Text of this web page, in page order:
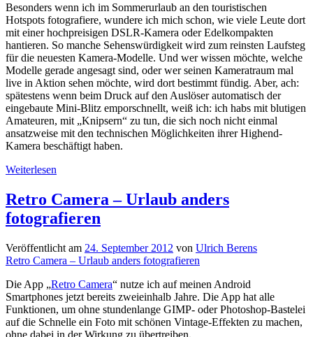
Besonders wenn ich im Sommerurlaub an den touristischen
Hotspots fotografiere, wundere ich mich schon, wie viele Leute dort
mit einer hochpreisigen DSLR-Kamera oder Edelkompakten
hantieren. So manche Sehenswürdigkeit wird zum reinsten Laufsteg
für die neuesten Kamera-Modelle. Und wer wissen möchte, welche
Modelle gerade angesagt sind, oder wer seinen Kameratraum mal
live in Aktion sehen möchte, wird dort bestimmt fündig. Aber, ach:
spätestens wenn beim Druck auf den Auslöser automatisch der
eingebaute Mini-Blitz emporschnellt, weiß ich: ich habs mit blutigen
Amateuren, mit „Knipsern“ zu tun, die sich noch nicht einmal
ansatzweise mit den technischen Möglichkeiten ihrer Highend-
Kamera beschäftigt haben.
Weiterlesen
aber
ahnungslos:
„Immer
blitzen“
Retro Camera – Urlaub anders
fotografieren
Veröffentlicht am 24. September 2012 von Ulrich Berens
Retro Camera – Urlaub anders fotografieren
Die App „Retro Camera“ nutze ich auf meinen Android
Smartphones jetzt bereits zweieinhalb Jahre. Die App hat alle
Funktionen, um ohne stundenlange GIMP- oder Photoshop-Bastelei
auf die Schnelle ein Foto mit schönen Vintage-Effekten zu machen,
ohne dabei in der Wirkung zu übertreiben.